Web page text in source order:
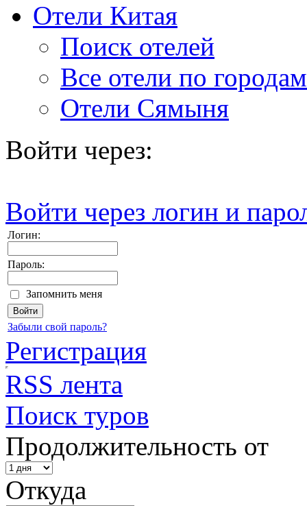
Отели Китая
Поиск отелей
Все отели по городам
Отели Сямыня
Войти через:
Войти через логин и
Логин:
Пароль:
Запомнить меня
Забыли свой пароль?
Регистрация
RSS лента
Поиск туров
Продолжительность от
Откуда